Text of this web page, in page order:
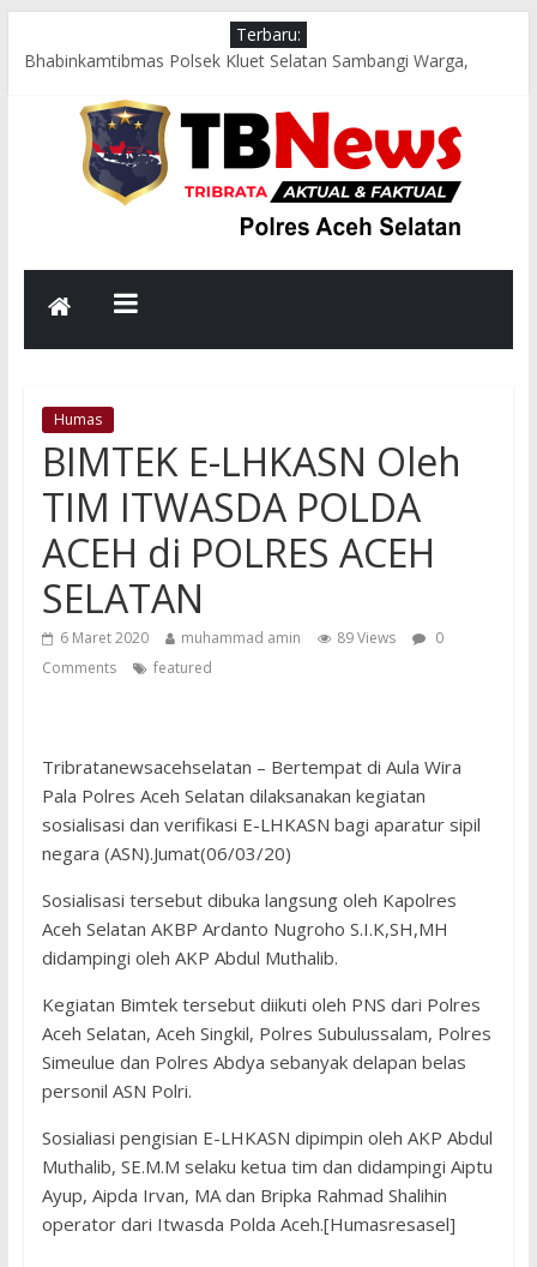
Terbaru:
Bhabinkamtibmas Polsek Kluet Selatan Sambangi Warga,
Jumat Berkah, Kapolsek Kluet Selatan Salurkan Bantuan
Sembako kepada Lansia dan Warga Kurang Mampu
Jumat Sehat, Polres Aceh Selatan Gelorakan Budaya Hidup
Sehat dan Peduli Lingkungan melalui Senam Bersama dan
PLN Evakuasi Pohon Tumbang, Jalur Nasional Kembali Lancar
Aksi Cepat Polres Aceh Selatan Evakuasi Pohon Tumbang,
Humas
BIMTEK E-LHKASN Oleh
TIM ITWASDA POLDA
ACEH di POLRES ACEH
SELATAN
6 Maret 2020 muhammad amin 89 Views
0
Comments
featured
Tribratanewsacehselatan – Bertempat di Aula Wira
Pala Polres Aceh Selatan dilaksanakan kegiatan
sosialisasi dan verifikasi E-LHKASN bagi aparatur sipil
negara (ASN).Jumat(06/03/20)
Sosialisasi tersebut dibuka langsung oleh Kapolres
Aceh Selatan AKBP Ardanto Nugroho S.I.K,SH,MH
didampingi oleh AKP Abdul Muthalib.
Kegiatan Bimtek tersebut diikuti oleh PNS dari Polres
Aceh Selatan, Aceh Singkil, Polres Subulussalam, Polres
Simeulue dan Polres Abdya sebanyak delapan belas
personil ASN Polri.
Sosialiasi pengisian E-LHKASN dipimpin oleh AKP Abdul
Muthalib, SE.M.M selaku ketua tim dan didampingi Aiptu
Ayup, Aipda Irvan, MA dan Bripka Rahmad Shalihin
operator dari Itwasda Polda Aceh.[Humasresasel]